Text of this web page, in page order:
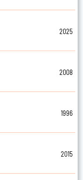
2025
2008
1996
2015